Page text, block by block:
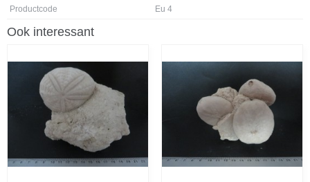
Productcode Eu 4
Ook interessant